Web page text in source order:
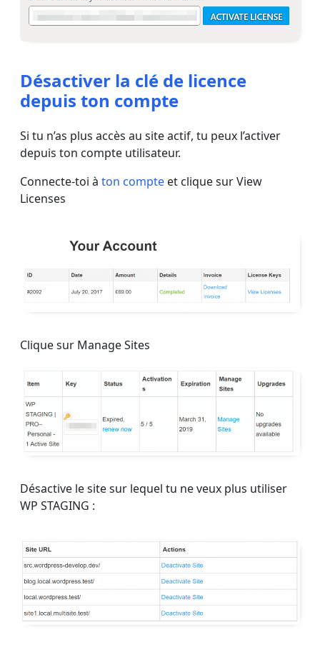
Désactiver la clé de licence
depuis ton compte
Si tu n’as plus accès au site actif, tu peux l’activer
depuis ton compte utilisateur.
Connecte-toi à ton compte et clique sur View
Licenses
Clique sur Manage Sites
Désactive le site sur lequel tu ne veux plus utiliser
WP STAGING :